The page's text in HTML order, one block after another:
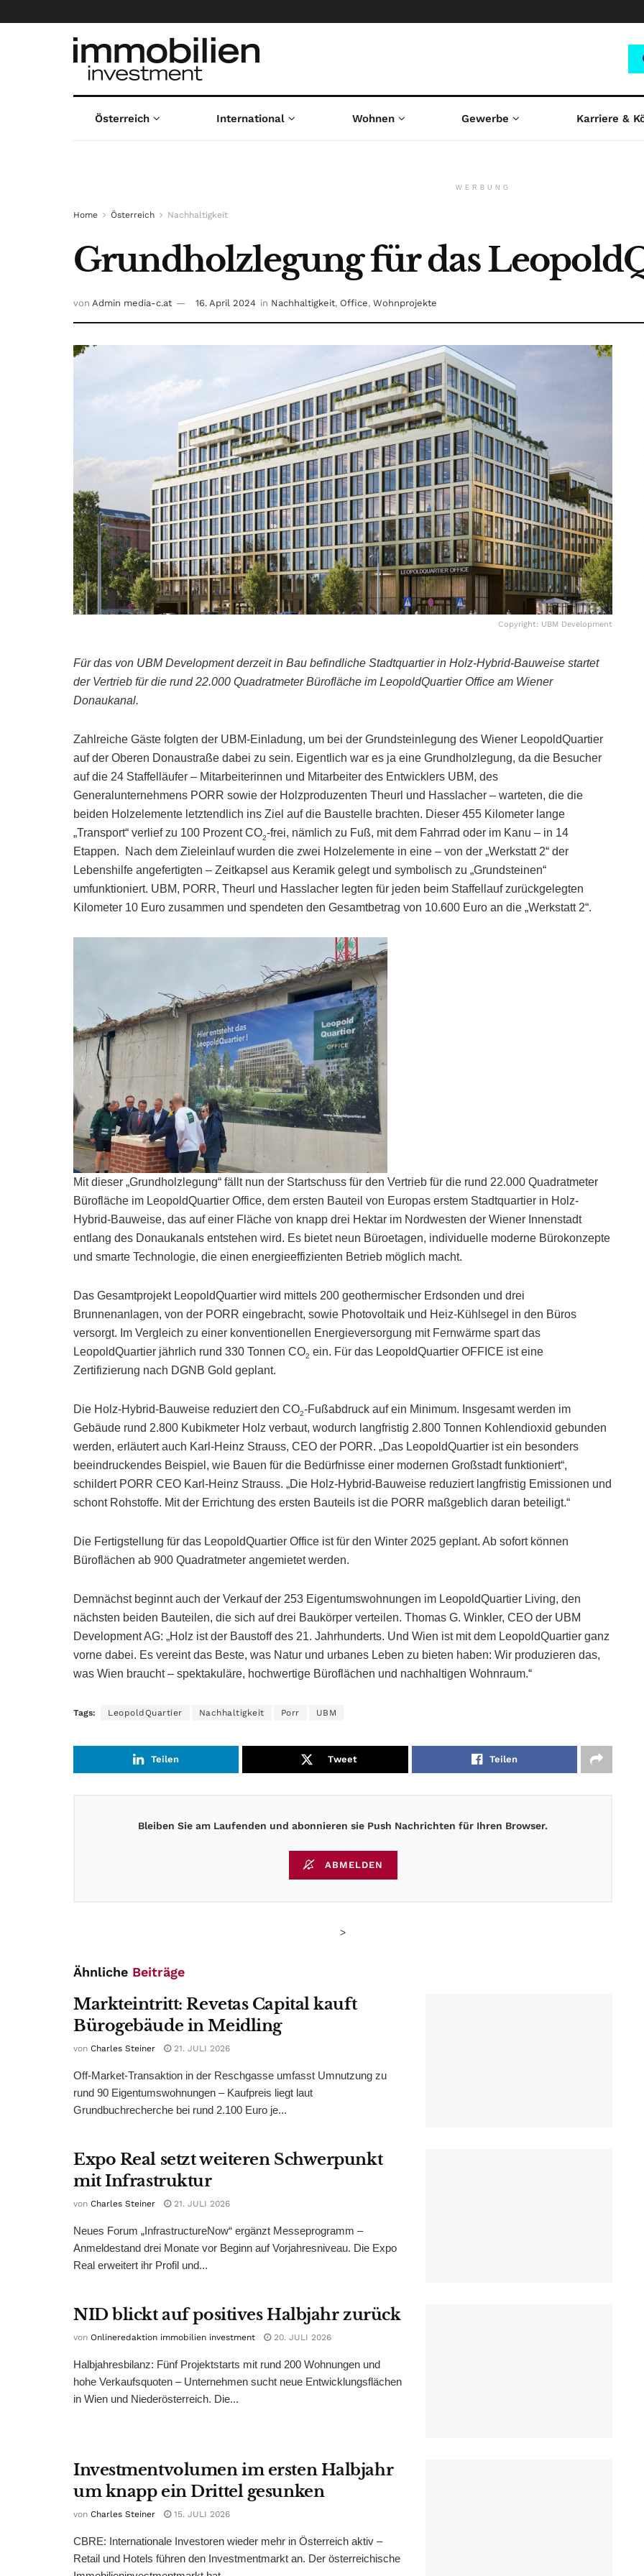
Österreich International Wohnen Gewerbe Karriere &
WERBUNG
Home Österreich Nachhaltigkeit
Grundholzlegung für das
von Admin media-c.at 16. April 2024 in Nachhaltigkeit, Office, Wohnprojekte
Copyright: UBM Development
Für das von UBM Development derzeit in Bau befindliche Stadtquartier in Holz-Hybrid-Bauweise startet
der Vertrieb für die rund 22.000 Quadratmeter Bürofläche im LeopoldQuartier Office am Wiener
Donaukanal.
Zahlreiche Gäste folgten der UBM-Einladung, um bei der Grundsteinlegung des Wiener LeopoldQuartier
auf der Oberen Donaustraße dabei zu sein. Eigentlich war es ja eine Grundholzlegung, da die Besucher
auf die 24 Staffelläufer – Mitarbeiterinnen und Mitarbeiter des Entwicklers UBM, des
Generalunternehmens PORR sowie der Holzproduzenten Theurl und Hasslacher – warteten, die die
beiden Holzelemente letztendlich ins Ziel auf die Baustelle brachten. Dieser 455 Kilometer lange
„Transport“ verlief zu 100 Prozent CO2-frei, nämlich zu Fuß, mit dem Fahrrad oder im Kanu – in 14
Etappen. Nach dem Zieleinlauf wurden die zwei Holzelemente in eine – von der „Werkstatt 2“ der
Lebenshilfe angefertigten – Zeitkapsel aus Keramik gelegt und symbolisch zu „Grundsteinen“
umfunktioniert. UBM, PORR, Theurl und Hasslacher legten für jeden beim Staffellauf zurückgelegten
Kilometer 10 Euro zusammen und spendeten den Gesamtbetrag von 10.600 Euro an die „Werkstatt 2“.
Mit dieser „Grundholzlegung“ fällt nun der Startschuss für den Vertrieb für die rund 22.000 Quadratmeter
Bürofläche im LeopoldQuartier Office, dem ersten Bauteil von Europas erstem Stadtquartier in Holz-
Hybrid-Bauweise, das auf einer Fläche von knapp drei Hektar im Nordwesten der Wiener Innenstadt
entlang des Donaukanals entstehen wird. Es bietet neun Büroetagen, individuelle moderne Bürokonzepte
und smarte Technologie, die einen energieeffizienten Betrieb möglich macht.
Das Gesamtprojekt LeopoldQuartier wird mittels 200 geothermischer Erdsonden und drei
Brunnenanlagen, von der PORR eingebracht, sowie Photovoltaik und Heiz-Kühlsegel in den Büros
versorgt. Im Vergleich zu einer konventionellen Energieversorgung mit Fernwärme spart das
LeopoldQuartier jährlich rund 330 Tonnen CO2 ein. Für das LeopoldQuartier OFFICE ist eine
Zertifizierung nach DGNB Gold geplant.
Die Holz-Hybrid-Bauweise reduziert den CO2-Fußabdruck auf ein Minimum. Insgesamt werden im
Gebäude rund 2.800 Kubikmeter Holz verbaut, wodurch langfristig 2.800 Tonnen Kohlendioxid gebunden
werden, erläutert auch Karl-Heinz Strauss, CEO der PORR. „Das LeopoldQuartier ist ein besonders
beeindruckendes Beispiel, wie Bauen für die Bedürfnisse einer modernen Großstadt funktioniert“,
schildert PORR CEO Karl-Heinz Strauss. „Die Holz-Hybrid-Bauweise reduziert langfristig Emissionen und
schont Rohstoffe. Mit der Errichtung des ersten Bauteils ist die PORR maßgeblich daran beteiligt.“
Die Fertigstellung für das LeopoldQuartier Office ist für den Winter 2025 geplant. Ab sofort können
Büroflächen ab 900 Quadratmeter angemietet werden.
Demnächst beginnt auch der Verkauf der 253 Eigentumswohnungen im LeopoldQuartier Living, den
nächsten beiden Bauteilen, die sich auf drei Baukörper verteilen. Thomas G. Winkler, CEO der UBM
Development AG: „Holz ist der Baustoff des 21. Jahrhunderts. Und Wien ist mit dem LeopoldQuartier ganz
vorne dabei. Es vereint das Beste, was Natur und urbanes Leben zu bieten haben: Wir produzieren das,
was Wien braucht – spektakuläre, hochwertige Büroflächen und nachhaltigen Wohnraum.“
Tags: LeopoldQuartier Nachhaltigkeit Porr UBM
Teilen Tweet Teilen
Bleiben Sie am Laufenden und abonnieren sie Push Nachrichten für Ihren Browser.
ABMELDEN
>
Ähnliche Beiträge
Markteintritt: Revetas Capital kauft
Bürogebäude in Meidling
von Charles Steiner 21. JULI 2026
Off-Market-Transaktion in der Reschgasse umfasst Umnutzung zu
rund 90 Eigentumswohnungen – Kaufpreis liegt laut
Grundbuchrecherche bei rund 2.100 Euro je...
Expo Real setzt weiteren Schwerpunkt
mit Infrastruktur
von Charles Steiner 21. JULI 2026
Neues Forum „InfrastructureNow“ ergänzt Messeprogramm –
Anmeldestand drei Monate vor Beginn auf Vorjahresniveau. Die Expo
Real erweitert ihr Profil und...
NID blickt auf positives Halbjahr zurück
von Onlineredaktion immobilien investment 20. JULI 2026
Halbjahresbilanz: Fünf Projektstarts mit rund 200 Wohnungen und
hohe Verkaufsquoten – Unternehmen sucht neue Entwicklungsflächen
in Wien und Niederösterreich. Die...
Investmentvolumen im ersten Halbjahr
um knapp ein Drittel gesunken
von Charles Steiner 15. JULI 2026
CBRE: Internationale Investoren wieder mehr in Österreich aktiv –
Retail und Hotels führen den Investmentmarkt an. Der österreichische